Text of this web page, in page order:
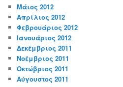
Μάιος 2012
Απρίλιος 2012
Φεβρουάριος 2012
Ιανουάριος 2012
Δεκέμβριος 2011
Νοέμβριος 2011
Οκτώβριος 2011
Αύγουστος 2011